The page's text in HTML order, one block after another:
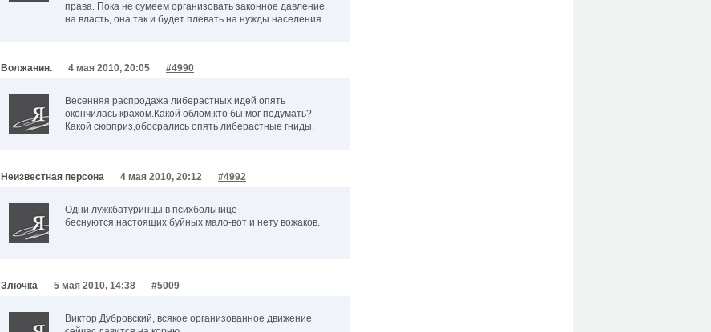
права. Пока не сумеем организовать законное давление
на власть, она так и будет плевать на нужды населения...
Волжанин. 4 мая 2010, 20:05 #4990
Весенняя распродажа либерастных идей опять
окончилась крахом.Какой облом,кто бы мог подумать?
Какой сюрприз,обосрались опять либерастные гниды.
Неизвестная персона 4 мая 2010, 20:12 #4992
Одни лужкбатуринцы в психбольнице
беснуются,настоящих буйных мало-вот и нету вожаков.
Злючка 5 мая 2010, 14:38 #5009
Виктор Дубровский, всякое организованное движение